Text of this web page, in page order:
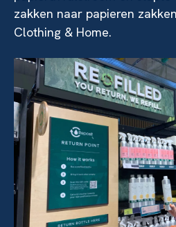
zakken naar papieren
Clothing & Home.